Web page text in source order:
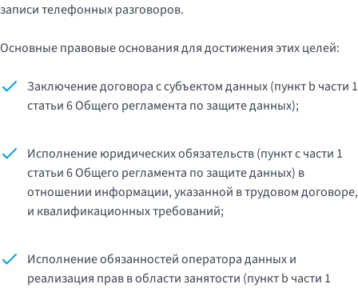
записи телефонных разговоров.
Основные правовые основания для достижения этих целей:
Заключение договора с субъектом данных (пункт b части 1
статьи 6 Общего регламента по защите данных);
Исполнение юридических обязательств (пункт c части 1
статьи 6 Общего регламента по защите данных) в
отношении информации, указанной в трудовом договоре,
и квалификационных требований;
Исполнение обязанностей оператора данных и
реализация прав в области занятости (пункт b части 1